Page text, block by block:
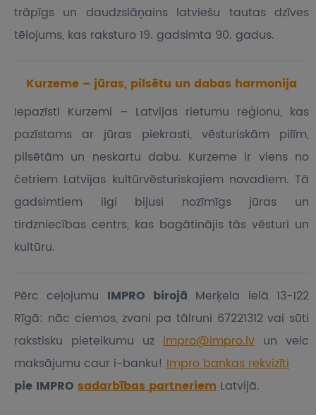
trāpīgs un daudzslāņains latviešu tautas dzīves
tēlojums, kas raksturo 19. gadsimta 90. gadus.
Kurzeme – jūras, pilsētu un dabas harmonija
Iepazīsti Kurzemi – Latvijas rietumu reģionu, kas
pazīstams ar jūras piekrasti, vēsturiskām pilīm,
pilsētām un neskartu dabu. Kurzeme ir viens no
četriem Latvijas kultūrvēsturiskajiem novadiem. Tā
gadsimtiem ilgi bijusi nozīmīgs jūras un
tirdzniecības centrs, kas bagātinājis tās vēsturi un
kultūru.
Pērc ceļojumu IMPRO birojā Merķela ielā 13-122
Rīgā: nāc ciemos, zvani pa tālruni 67221312 vai sūti
rakstisku pieteikumu uz impro@impro.lv un veic
maksājumu caur i-banku! Impro bankas rekvizīti
pie IMPRO sadarbības partneriem Latvijā.